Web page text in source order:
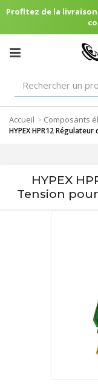
Profitez de la
Accueil > Composants
HYPEX HPR12
HYPEX
Tension